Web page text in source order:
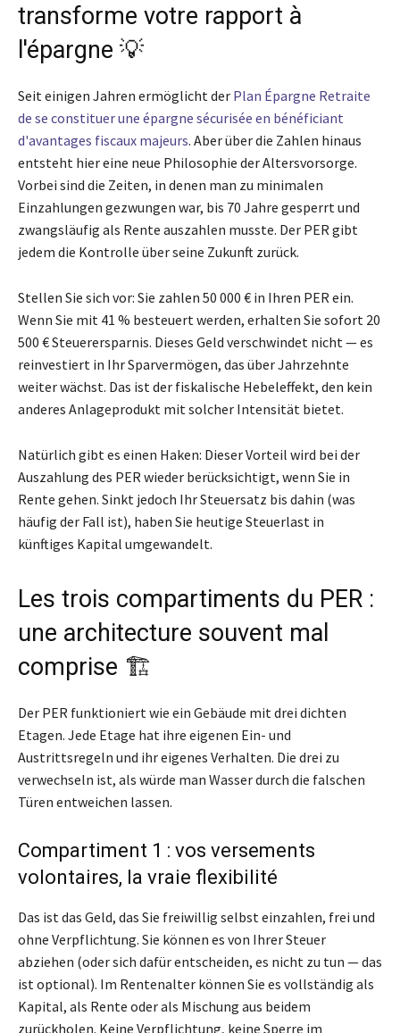
transforme votre rapport à
l'épargne 💡
Seit einigen Jahren ermöglicht der Plan Épargne Retraite
de se constituer une épargne sécurisée en bénéficiant
d'avantages fiscaux majeurs. Aber über die Zahlen hinaus
entsteht hier eine neue Philosophie der Altersvorsorge.
Vorbei sind die Zeiten, in denen man zu minimalen
Einzahlungen gezwungen war, bis 70 Jahre gesperrt und
zwangsläufig als Rente auszahlen musste. Der PER gibt
jedem die Kontrolle über seine Zukunft zurück.
Stellen Sie sich vor: Sie zahlen 50 000 € in Ihren PER ein.
Wenn Sie mit 41 % besteuert werden, erhalten Sie sofort 20
500 € Steuerersparnis. Dieses Geld verschwindet nicht — es
reinvestiert in Ihr Sparvermögen, das über Jahrzehnte
weiter wächst. Das ist der fiskalische Hebeleffekt, den kein
anderes Anlageprodukt mit solcher Intensität bietet.
Natürlich gibt es einen Haken: Dieser Vorteil wird bei der
Auszahlung des PER wieder berücksichtigt, wenn Sie in
Rente gehen. Sinkt jedoch Ihr Steuersatz bis dahin (was
häufig der Fall ist), haben Sie heutige Steuerlast in
künftiges Kapital umgewandelt.
Les trois compartiments du PER :
une architecture souvent mal
comprise 🏗️
Der PER funktioniert wie ein Gebäude mit drei dichten
Etagen. Jede Etage hat ihre eigenen Ein- und
Austrittsregeln und ihr eigenes Verhalten. Die drei zu
verwechseln ist, als würde man Wasser durch die falschen
Türen entweichen lassen.
Compartiment 1 : vos versements
volontaires, la vraie flexibilité
Das ist das Geld, das Sie freiwillig selbst einzahlen, frei und
ohne Verpflichtung. Sie können es von Ihrer Steuer
abziehen (oder sich dafür entscheiden, es nicht zu tun — das
ist optional). Im Rentenalter können Sie es vollständig als
Kapital, als Rente oder als Mischung aus beidem
zurückholen. Keine Verpflichtung, keine Sperre im